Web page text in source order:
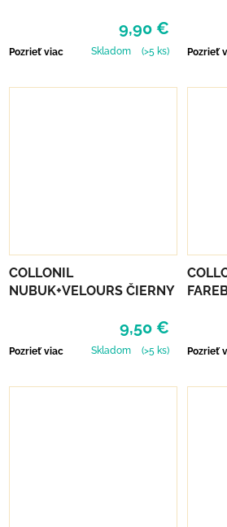
9,90 €
Pozrieť viac Skladom (>5 ks) Pozrieť
COLLONIL
NUBUK+VELOURS ČIERNY
9,50 €
Pozrieť viac Skladom (>5 ks) Pozrieť